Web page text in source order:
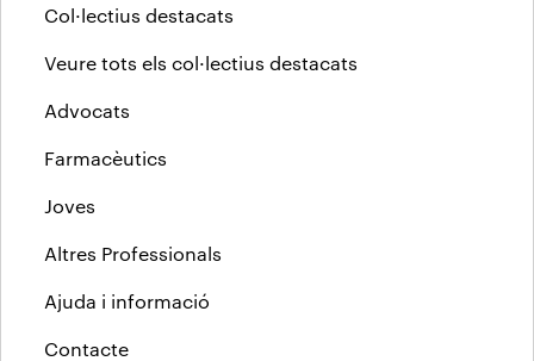
Col·lectius destacats
Veure tots els col·lectius destacats
Advocats
Farmacèutics
Joves
Altres Professionals
Ajuda i informació
Contacte